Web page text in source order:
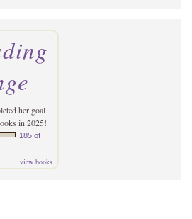
her goal
in 2025!
185 of
view books